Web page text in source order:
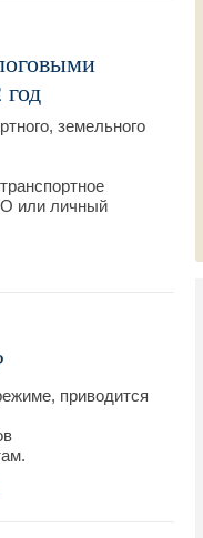
земельного
или личный
приводится